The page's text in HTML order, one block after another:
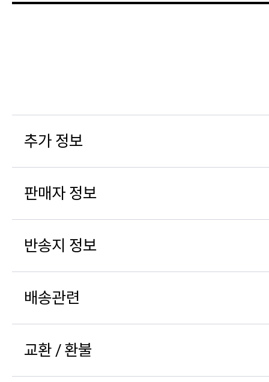
추가 정보
판매자 정보
반송지 정보
배송관련
교환 / 환불